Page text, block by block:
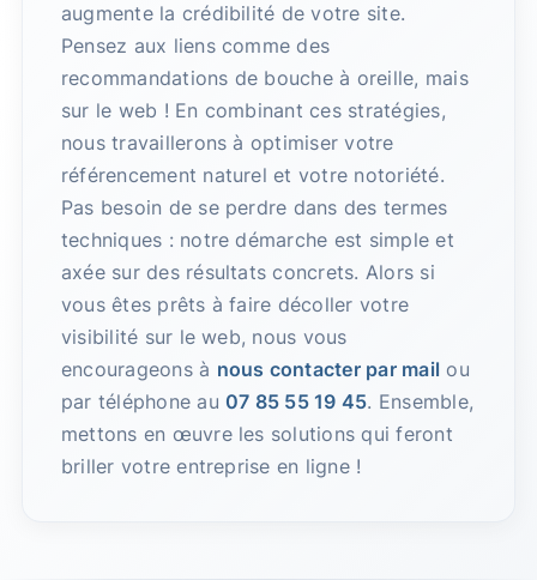
augmente la crédibilité de votre site.
Pensez aux liens comme des
recommandations de bouche à oreille, mais
sur le web ! En combinant ces stratégies,
nous travaillerons à optimiser votre
référencement naturel et votre notoriété.
Pas besoin de se perdre dans des termes
techniques : notre démarche est simple et
axée sur des résultats concrets. Alors si
vous êtes prêts à faire décoller votre
visibilité sur le web, nous vous
encourageons à nous contacter par mail ou
par téléphone au 07 85 55 19 45. Ensemble,
mettons en œuvre les solutions qui feront
briller votre entreprise en ligne !